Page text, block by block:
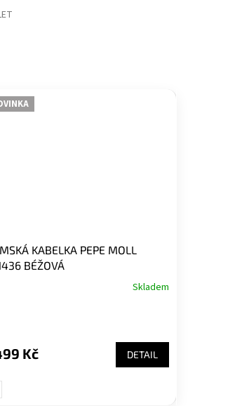
KABELKA PEPE MOLL
BÉŽOVÁ
Skladem
Kč DETAIL